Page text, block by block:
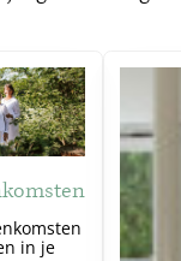
in je